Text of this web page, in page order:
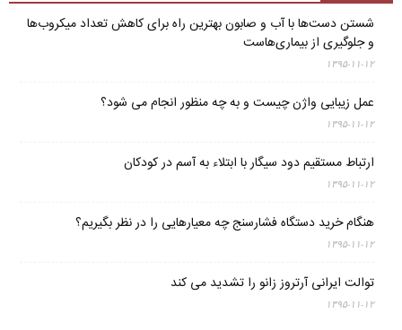
شستن دست‌ها با آب و صابون بهترین راه برای کاهش تعداد میکروب‌ها
و جلوگیری از بیماری‌هاست
۱۳۹۵-۱۱-۱۲
عمل زیبایی واژن چیست و به چه منظور انجام می شود؟
۱۳۹۵-۱۱-۱۲
ارتباط مستقیم دود سیگار با ابتلاء به آسم در کودکان
۱۳۹۵-۱۱-۱۲
هنگام خرید دستگاه فشارسنج چه معیارهایی را در نظر بگیریم؟
۱۳۹۵-۱۱-۱۲
توالت ایرانی آرتروز زانو را تشدید می کند
۱۳۹۵-۱۱-۱۲